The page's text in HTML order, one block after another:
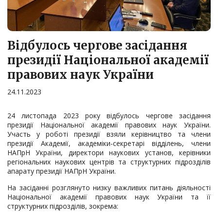
Відбулось чергове засідання
президії Національної академії
правових наук України
24.11.2023
24 листопада 2023 року відбулось чергове засідання
президії Національної академії правових наук України.
Участь у роботі президії взяли керівництво та члени
президії Академії, академіки-секретарі відділень, члени
НАПрН України, директори наукових установ, керівники
регіональних наукових центрів та структурних підрозділів
апарату президії НАПрН України.
На засіданні розглянуто низку важливих питань діяльності
Національної академії правових наук України та її
структурних підрозділів, зокрема: